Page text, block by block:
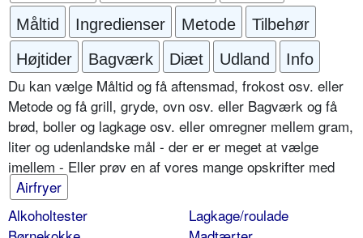
Måltid Ingredienser Metode
Tilbehør
Højtider
Bagværk Diæt Udland Info
Du kan vælge Måltid og få aftensmad, frokost osv. eller
Metode og få grill, gryde, ovn osv. eller Bagværk og få
brød, boller og lagkage osv. eller omregner mellem gram,
liter og udenlandske mål - der er er meget at vælge
imellem - Eller prøv en af vores mange opskrifter med
Airfryer
Alkoholtester
Lagkage/roulade